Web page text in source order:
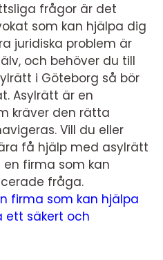
frågor är det
som kan hjälpa dig
juridiska problem är
och behöver du till
i Göteborg så bör
Asylrätt är en
kräver den rätta
Vill du eller
få hjälp med asylrätt
firma som kan
fråga.
firma som kan hjälpa
ett säkert och